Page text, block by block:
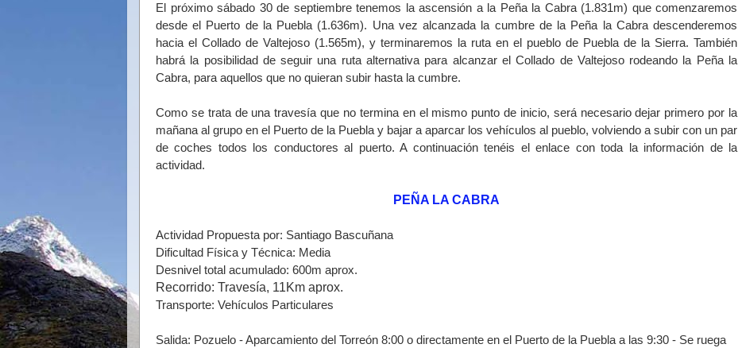
El próximo sábado 30 de septiembre tenemos la ascensión a la Peña la Cabra (1.831m) que comenzaremos
desde el Puerto de la Puebla (1.636m). Una vez alcanzada la cumbre de la Peña la Cabra descenderemos
hacia el Collado de Valtejoso (1.565m), y terminaremos la ruta en el pueblo de Puebla de la Sierra. También
habrá la posibilidad de seguir una ruta alternativa para alcanzar el Collado de Valtejoso rodeando la Peña la
Cabra, para aquellos que no quieran subir hasta la cumbre.
Como se trata de una travesía que no termina en el mismo punto de inicio, será necesario dejar primero por la
mañana al grupo en el Puerto de la Puebla y bajar a aparcar los vehículos al pueblo, volviendo a subir con un par
de coches todos los conductores al puerto. A continuación tenéis el enlace con toda la información de la
actividad.
PEÑA LA CABRA
Actividad Propuesta por: Santiago Bascuñana
Dificultad Física y Técnica: Media
Desnivel total acumulado: 600m aprox.
Recorrido: Travesía, 11Km aprox.
Transporte: Vehículos Particulares
Salida: Pozuelo - Aparcamiento del Torreón 8:00 o directamente en el Puerto de la Puebla a las 9:30 - Se ruega